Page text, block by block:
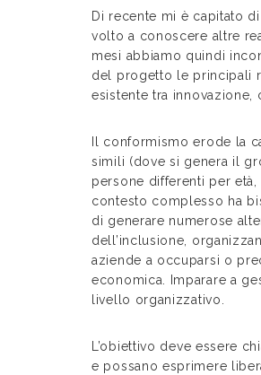
Di recente mi è capitato
volto a conoscere altre
mesi abbiamo quindi
del progetto le principali
esistente tra innovazione,
Il conformismo erode la
simili (dove si genera il
persone differenti per
contesto complesso ha
di generare numerose
dell’inclusione,
aziende a occuparsi o
economica. Imparare a
livello organizzativo.
L’obiettivo deve essere
e possano esprimere